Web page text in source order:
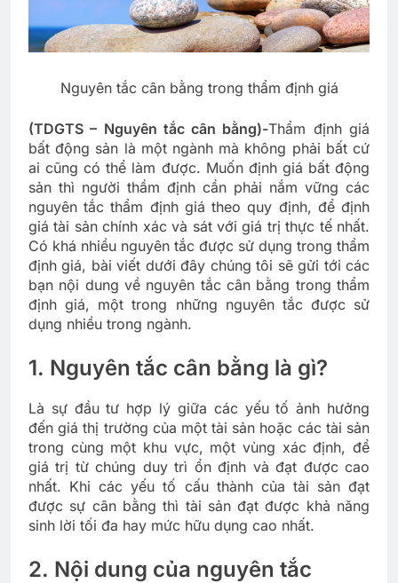
Nguyên tắc cân bằng trong thẩm định giá
(TDGTS – Nguyên tắc cân bằng)-Thẩm định giá
bất động sản là một ngành mà không phải bất cứ
ai cũng có thể làm được. Muốn định giá bất động
sản thì người thầm định cần phải nắm vững các
nguyên tắc thẩm định giá theo quy định, để định
giá tài sản chính xác và sát với giá trị thực tế nhất.
Có khá nhiều nguyên tắc được sử dụng trong thẩm
định giá, bài viết dưới đây chúng tôi sẽ gửi tới các
bạn nội dung về nguyên tắc cân bằng trong thẩm
định giá, một trong những nguyên tắc được sử
dụng nhiều trong ngành.
1. Nguyên tắc cân bằng là gì?
Là sự đầu tư hợp lý giữa các yếu tố ảnh hưởng
đến giá thị trường của một tài sản hoặc các tài sản
trong cùng một khu vực, một vùng xác định, để
giá trị từ chúng duy trì ổn định và đạt được cao
nhất. Khi các yếu tố cấu thành của tài sản đạt
được sự cân bằng thì tài sản đạt được khả năng
sinh lời tối đa hay mức hữu dụng cao nhất.
2. Nội dung của nguyên tắc